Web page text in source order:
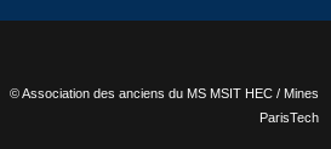
© Association des anciens du MS MSIT HEC / Mines
ParisTech